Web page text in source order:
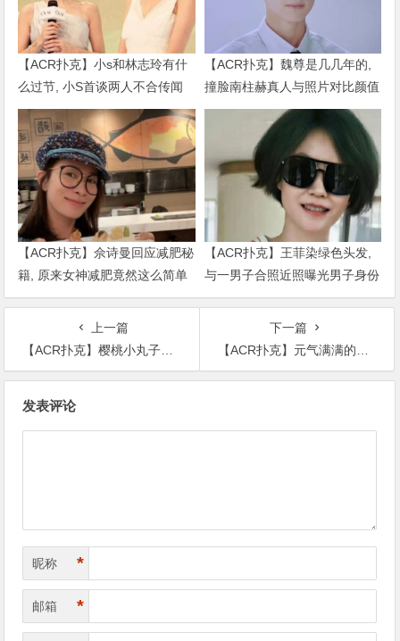
【ACR扑克】小s和林志玲有什
么过节, 小S首谈两人不合传闻
说了什么
【ACR扑克】魏尊是几几年的,
撞脸南柱赫真人与照片对比颜值
被质疑
【ACR扑克】佘诗曼回应减肥秘
籍, 原来女神减肥竟然这么简单
【ACR扑克】王菲染绿色头发,
与一男子合照近照曝光男子身份
被扒出
上一篇
【ACR扑克】樱桃小丸子是真实存在的？ 樱桃小丸子原型竟是作者本尊
下一篇
【ACR扑克】元气满满的哥哥有第二季吗？ 第二季名单被曝！
发表评论
昵称 *
邮箱 *